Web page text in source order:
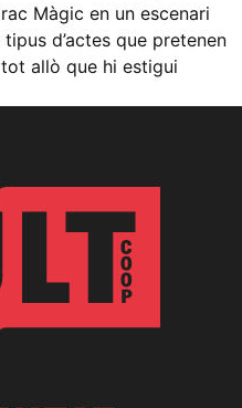
Màgic en un escenari
d’actes que pretenen
allò que hi estigui